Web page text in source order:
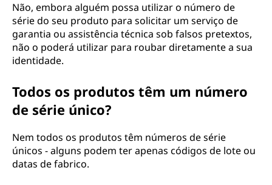
Não, embora alguém possa utilizar o número de
série do seu produto para solicitar um serviço de
garantia ou assistência técnica sob falsos pretextos,
não o poderá utilizar para roubar diretamente a sua
identidade.
Todos os produtos têm um número
de série único?
Nem todos os produtos têm números de série
únicos - alguns podem ter apenas códigos de lote ou
datas de fabrico.